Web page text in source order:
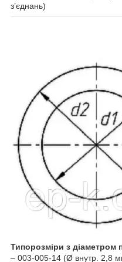
з’єднань)
Типорозміри з діаметром
– 003-005-14 (Ø внутр. 2,8